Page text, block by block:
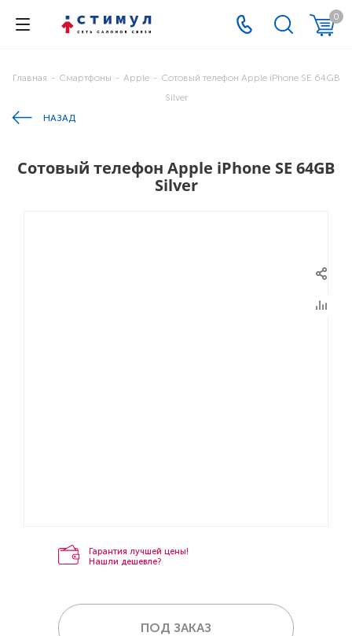
0
Главная - Смартфоны - Apple - Сотовый телефон Apple iPhone SE 64GB
Silver
НАЗАД
Сотовый телефон Apple iPhone SE 64GB
Silver
Гарантия лучшей цены!
Нашли дешевле?
ПОД ЗАКАЗ